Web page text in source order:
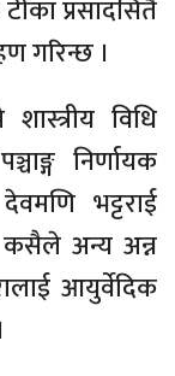
प्रसादसितै
गरिन्छ ।
विधि
निर्णायक
भट्टराई
कसैले अन्य अन्न
आयुर्वेदिक